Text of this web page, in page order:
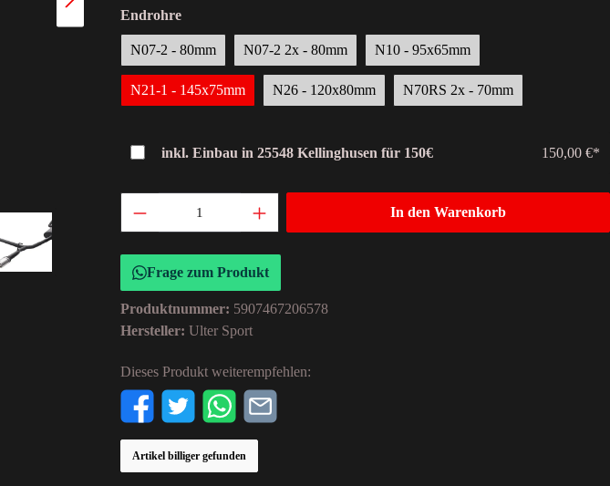
Endrohre
N07-2 - 80mm N07-2 2x - 80mm N10 - 95x65mm
N21-1 - 145x75mm N26 - 120x80mm N70RS 2x - 70mm
inkl. Einbau in 25548 Kellinghusen für 150€ 150,00 €*
In den Warenkorb
Frage zum Produkt
Produktnummer: 5907467206578
Hersteller:Ulter Sport
Dieses Produkt weiterempfehlen:
Artikel billiger gefunden